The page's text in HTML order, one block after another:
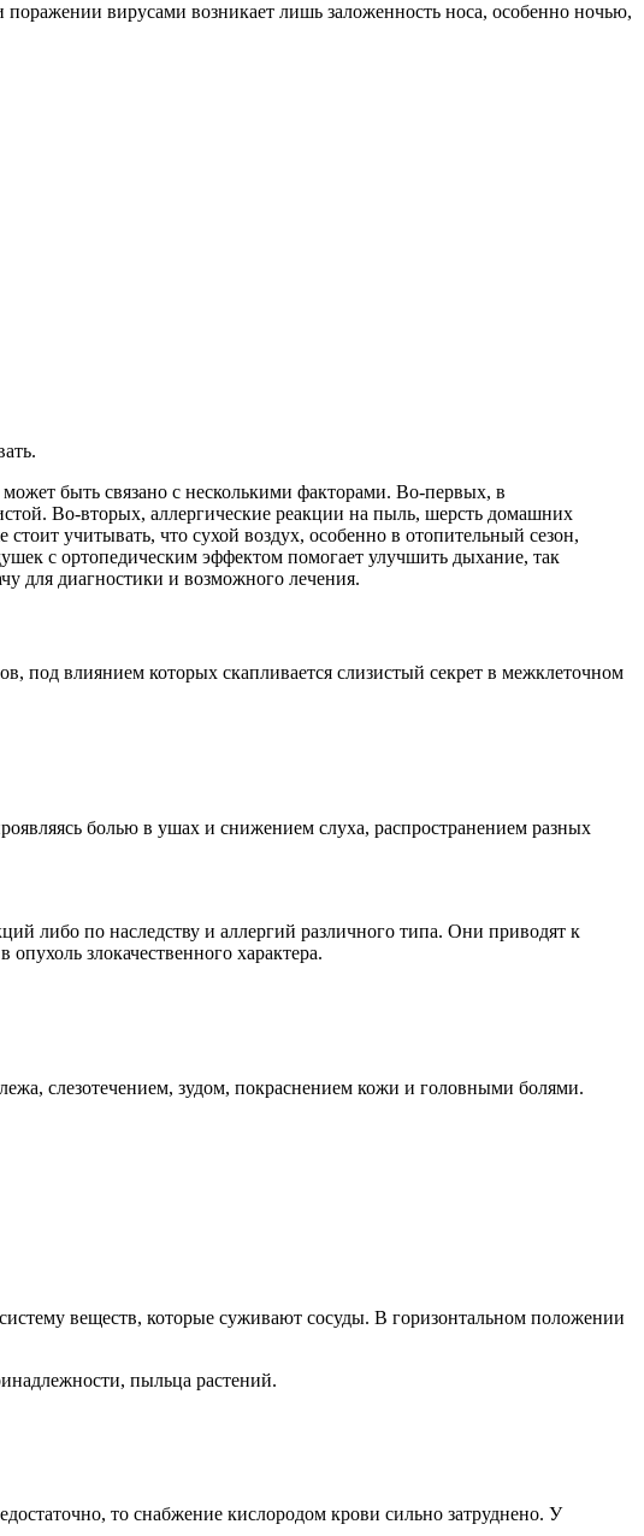
вирусами возникает лишь заложенность носа, особенно ночью,
быть связано с несколькими факторами. Во-первых, в
Во-вторых, аллергические реакции на пыль, шерсть домашних
учитывать, что сухой воздух, особенно в отопительный сезон,
с ортопедическим эффектом помогает улучшить дыхание, так
для диагностики и возможного лечения.
под влиянием которых скапливается слизистый секрет в межклеточном
болью в ушах и снижением слуха, распространением разных
либо по наследству и аллергий различного типа. Они приводят к
злокачественного характера.
слезотечением, зудом, покраснением кожи и головными болями.
веществ, которые суживают сосуды. В горизонтальном положении
пыльца растений.
то снабжение кислородом крови сильно затруднено. У